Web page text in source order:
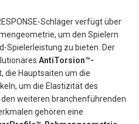
Schläger verfügt über
um den Spielern
Spielerleistung zu bieten. Der
AntiTorsion™-
die Hauptsaiten um die
um die Elastizität des
weiteren branchenführenden
gehören eine